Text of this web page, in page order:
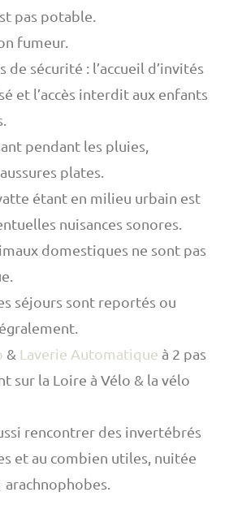
pas potable.
fumeur.
de sécurité : l’accueil d’invités
et l’accès interdit aux enfants
pendant les pluies,
plates.
étant en milieu urbain est
nuisances sonores.
domestiques ne sont pas
séjours sont reportés ou
& Laverie Automatique à 2 pas
sur la Loire à Vélo & la vélo
rencontrer des invertébrés
et au combien utiles, nuitée